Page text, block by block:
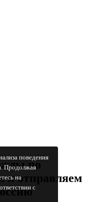
поведения
Продолжая
на
с
по
отправляем